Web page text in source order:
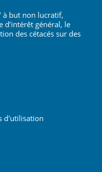
à but non lucratif,
d’intérêt général, le
des cétacés sur des
d'utilisation